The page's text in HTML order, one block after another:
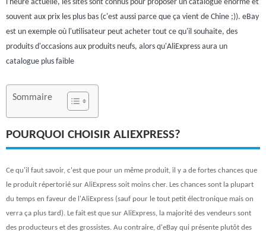
l'heure actuelle, les sites sont connus pour proposer un catalogue énorme et
souvent aux prix les plus bas (c'est aussi parce que ça vient de Chine ;)). eBay
est un exemple où l'utilisateur peut acheter tout ce qu'il souhaite, des
produits d'occasions aux produits neufs, alors qu'AliExpress aura un
catalogue plus faible
Sommaire
POURQUOI CHOISIR ALIEXPRESS?
Ce qu'il faut savoir, c'est que pour un même produit, il y a de fortes chances que
le produit répertorié sur AliExpress soit moins cher. Les chances sont la plupart
du temps en faveur de l'AliExpress (sauf pour le tout petit électronique mais on
verra ça plus tard). Le fait est que sur AliExpress, la majorité des vendeurs sont
des producteurs et des grossistes. Au contraire, d'eBay qui présente plutôt des